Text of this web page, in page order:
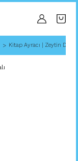
Kitap Ayracı | Zeytin Dalı